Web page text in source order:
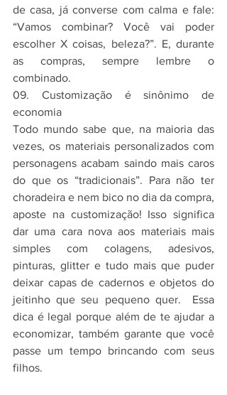
de casa, já converse com calma e fale:
“Vamos combinar? Você vai poder
escolher X coisas, beleza?”. E, durante
as compras, sempre lembre o
combinado.
09. Customização é sinônimo de
economia
Todo mundo sabe que, na maioria das
vezes, os materiais personalizados com
personagens acabam saindo mais caros
do que os “tradicionais”. Para não ter
choradeira e nem bico no dia da compra,
aposte na customização! Isso significa
dar uma cara nova aos materiais mais
simples com colagens, adesivos,
pinturas, glitter e tudo mais que puder
deixar capas de cadernos e objetos do
jeitinho que seu pequeno quer.  Essa
dica é legal porque além de te ajudar a
economizar, também garante que você
passe um tempo brincando com seus
filhos.